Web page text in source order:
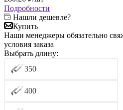
Подробности
Нашли дешевле?
Купить
Наши менеджеры обязательно
условия заказа
Выбрать длину:
350
400